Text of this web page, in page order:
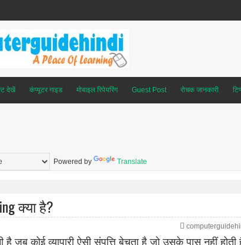
देखें कंप्यूटर गाइड मोबाइल रिपेयरिंग Guest Post रोचक जानकारी
Powered by Translate
क्या है?
है जब कोई व्यापारी ऐसी संपत्ति बेचता है जो उसके पास नहीं